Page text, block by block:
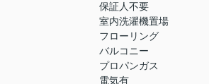
保証人不要
室内洗濯機置場
フローリング
バルコニー
プロパンガス
電気有